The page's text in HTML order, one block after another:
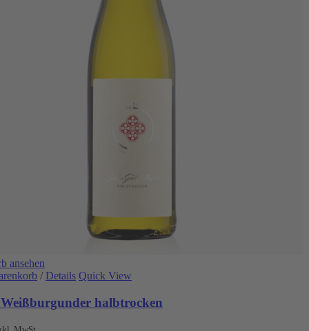
ansehen
/ Details Quick View
halbtrocken